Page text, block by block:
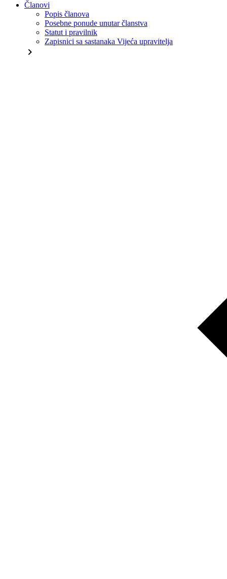
Članovi
Popis članova
Posebne ponude unutar članstva
Statut i pravilnik
Zapisnici sa sastanaka Vijeća upravitelja
chevron_right